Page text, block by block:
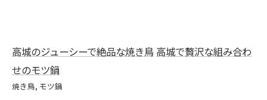
高城のジューシーで絶品な焼き鳥 高城で贅沢な組み合わ
せのモツ鍋
焼き鳥 モツ鍋